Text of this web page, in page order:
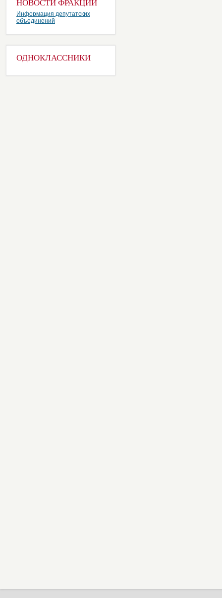
НОВОСТИ ФРАКЦИЙ
Информация депутатских
объединений
ОДНОКЛАССНИКИ